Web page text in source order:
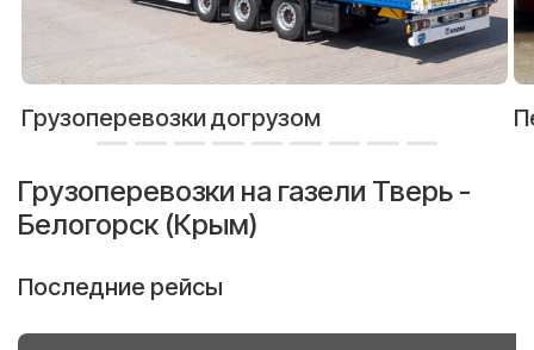
Грузоперевозки догрузом
Грузоперевозки на газели Тверь -
Белогорск (Крым)
Последние рейсы